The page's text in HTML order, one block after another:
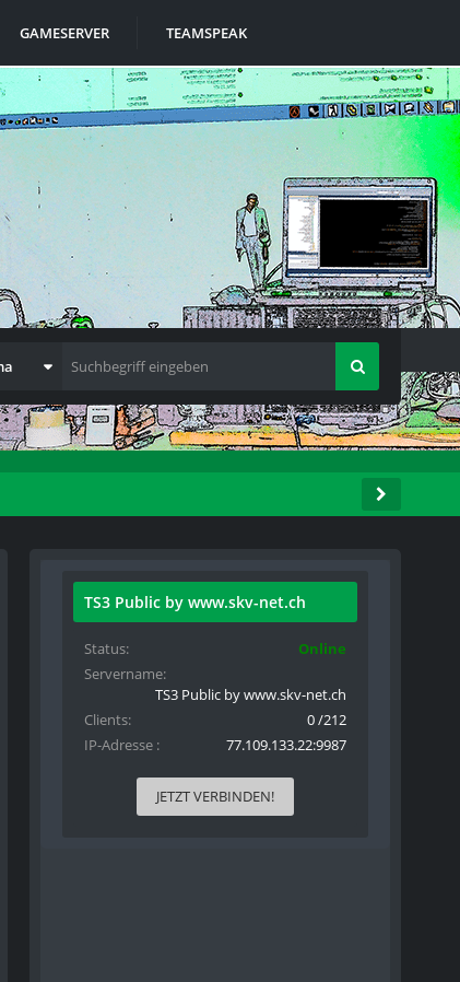
GAMESERVER TEAMSPEAK
TS3 Public by www.skv-net.ch
Status
Online
Servername
TS3 Public by www.skv-net.ch
Clients
0 /212
IP-Adresse
77.109.133.22:9987
JETZT VERBINDEN!